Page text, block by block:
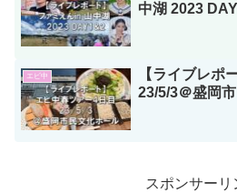
中湖 2023
エビ中
【ライブレポ
23/5/3＠盛岡
スポンサーリ